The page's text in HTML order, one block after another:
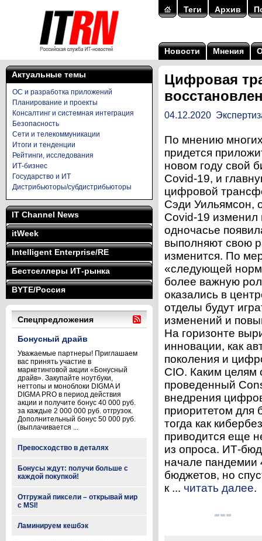
Теги Архив
Новости Мнения
Актуальные темы
ОС и разработка приложений
Планирование и проекты
Консалтинг и системная интеграция
Безопасность
Сети и телекоммуникации
Итоги и тенденции
Рейтинги, исследования
ИТ-бизнес
Государство и ИТ
Дистрибьюторы/субдистрибьюторы
IT Channel News
itWeek
Intelligent Enterprise/RE
Бестселлеры ИТ-рынка
BYTE/Россия
Спецпредложения
Бонусный драйв
Уважаемые партнеры! Приглашаем
вас принять участие в
маркетинговой акции «Бонусный
драйв». Закупайте ноутбуки,
неттопы и моноблоки DIGMA И
DIGMA PRO в период действия
акции и получите бонус 40 000 руб.
за каждые 2 000 000 руб. отгрузок.
Дополнительный бонус 50 000 руб.
(выплачивается ...
Превосходство в деталях
Бонусы ждут: получи больше с
каждой покупкой!
Отгружай пиксели – открывай мир
с MSI!
Ламинируем кешбэк
Цифровая
04.12.2020
По мнению
придется
новом году свой
Covid-19, и
цифровой
Сэди Уильямсон,
Covid-19
одночасье
выполняют свою
изменится. По
«следующей
более важную
оказались в
отделы будут
изменений и
На горизонте
инновации, как
поколения и
CIO. Каким целям
проведенный
внедрения
приоритетом для
тогда как
приводится еще
из опроса. ИТ-
начале
бюджетов, но
к ... читать далее.